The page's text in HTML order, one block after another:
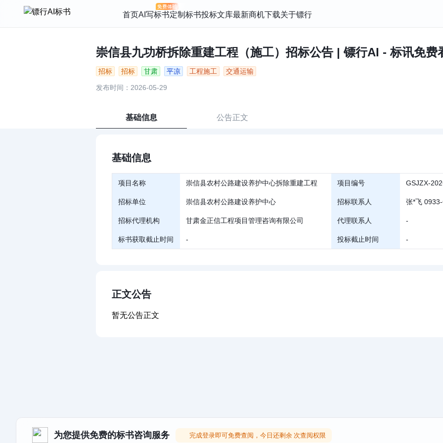
首页AI写标书定制标书投标文库最新商机下载关于镖行
崇信县九功桥拆除重建工程（施工）招标公告 | 镖行AI - 标讯免费
招标 招标 甘肃 平凉 工程施工 交通运输
发布时间：2026-05-29
基础信息 公告正文
基础信息
项目名称 崇信县农村公路建设养护中心拆除重建工程 项目编号 GSJZX-
招标单位 崇信县农村公路建设养护中心 招标联系人 张*飞
招标代理机构 甘肃金正信工程项目管理咨询有限公司 代理联系人 -
标书获取截止时间 - 投标截止时间 -
正文公告
暂无公告正文
为您提供免费的标书咨询服务 完成登录即可免费查阅，今日还剩余 次查阅权限